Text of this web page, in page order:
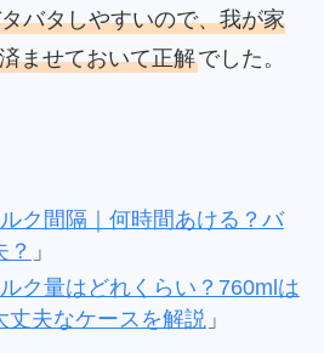
バタしやすいので、我が家
ませておいて正解でした。
ク間隔｜何時間あける？バ
？ 」
ク量はどれくらい？760mlは
丈夫なケースを解説 」